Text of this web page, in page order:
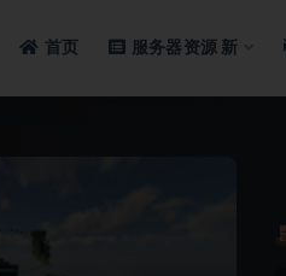
首页 服务器资源新